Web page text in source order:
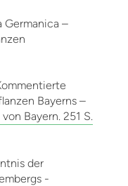
Germanica –
Bayerns –
Bayern. 251 S.
der
-